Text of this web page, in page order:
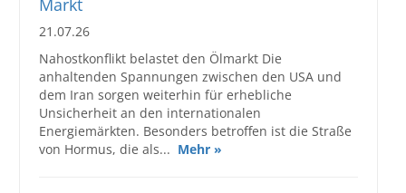
21.07.26
Nahostkonflikt belastet den Ölmarkt Die
anhaltenden Spannungen zwischen den USA und
dem Iran sorgen weiterhin für erhebliche
Unsicherheit an den internationalen
Energiemärkten. Besonders betroffen ist die Straße
von Hormus, die als... Mehr »